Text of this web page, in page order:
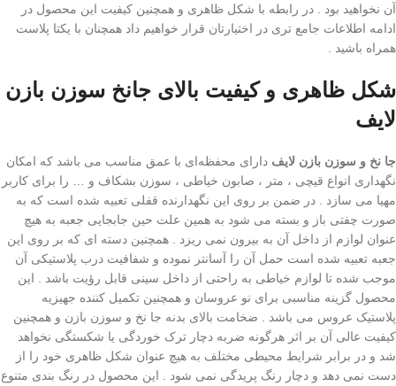
آن نخواهید بود . در رابطه با شکل ظاهری و همچنین کیفیت این محصول در
ادامه اطلاعات جامع تری در اختیارتان قرار خواهیم داد همچنان با یکتا پلاست
همراه باشید .
شکل ظاهری و کیفیت بالای جانخ سوزن بازن
لایف
جا نخ و سوزن بازن لایف دارای محفظه‌ای با عمق مناسب می باشد که امکان
نگهداری انواع قیچی ، متر ، صابون خیاطی ، سوزن بشکاف و … را برای کاربر
مهیا می سازد . در ضمن بر روی این نگهدارنده قفلی تعبیه شده است که به
صورت چفتی باز و بسته می شود به همین علت حین جابجایی جعبه به هیچ
عنوان لوازم از داخل آن به بیرون نمی ریزد . همچنین دسته ای که بر روی این
جعبه تعبیه شده است حمل آن را آسانتر نموده و شفافیت درب پلاستیکی آن
موجب شده تا لوازم خیاطی به راحتی از داخل سینی قابل رؤیت باشد . این
محصول گزینه مناسبی برای نو عروسان و همچنین تکمیل کننده جهیزیه
پلاستیک عروس می باشد . ضخامت بالای بدنه جا نخ و سوزن بازن و همچنین
کیفیت عالی آن بر اثر هرگونه ضربه دچار ترک خوردگی یا شکستگی نخواهد
شد و در برابر شرایط محیطی مختلف به هیچ عنوان شکل ظاهری خود را از
دست نمی‌ دهد و دچار رنگ پریدگی نمی ‌شود . این محصول در رنگ بندی متنوع